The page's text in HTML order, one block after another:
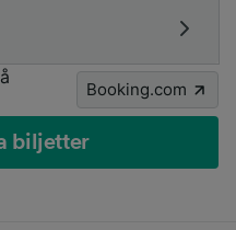
Booking.com
biljetter